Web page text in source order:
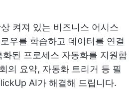
켜져 있는 비즈니스 어시스
우를 학습하고 데이터를 연결
된 프로세스 자동화를 지원합
의 요약, 자동화 트리거 등 필
AI가 해결해 드립니다.